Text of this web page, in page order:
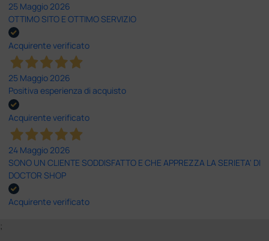
25 Maggio 2026
OTTIMO SITO E OTTIMO SERVIZIO
Acquirente verificato
25 Maggio 2026
Positiva esperienza di acquisto
Acquirente verificato
24 Maggio 2026
SONO UN CLIENTE SODDISFATTO E CHE APPREZZA LA SERIETA' DI
DOCTOR SHOP
Acquirente verificato
;